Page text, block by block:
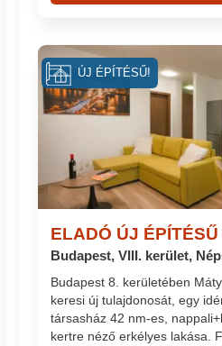
ELADÓ ÚJ
Budapest, VIII. kerület,
Budapest 8. kerületében
keresi új tulajdonosát, egy
társasház 42 nm-es,
kertre néző erkélyes lakása.
ÚJ ÉPÍTÉSŰ!